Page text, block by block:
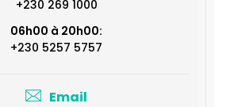
+230 269 1000
06h00 à 20h00:
+230 5257 5757
Email